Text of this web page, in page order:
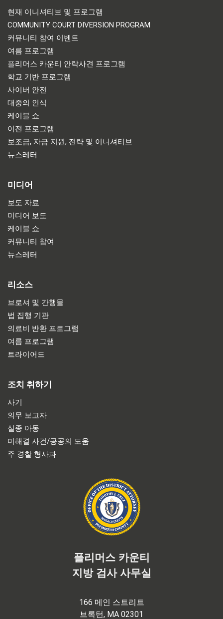
현재 이니셔티브 및 프로그램
COMMUNITY COURT DIVERSION PROGRAM
커뮤니티 참여 이벤트
여름 프로그램
플리머스 카운티 안락사견 프로그램
학교 기반 프로그램
사이버 안전
대중의 인식
케이블 쇼
이전 프로그램
보조금, 자금 지원, 전략 및 이니셔티브
뉴스레터
미디어
보도 자료
미디어 보도
케이블 쇼
커뮤니티 참여
뉴스레터
리소스
브로셔 및 간행물
법 집행 기관
의료비 반환 프로그램
여름 프로그램
트라이어드
조치 취하기
사기
의무 보고자
실종 아동
미해결 사건/공공의 도움
주 경찰 형사과
플리머스 카운티
지방 검사 사무실
166 메인 스트리트
브록턴, MA 02301